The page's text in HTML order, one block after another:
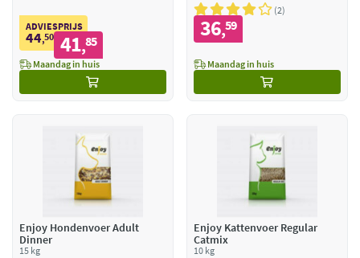
ADVIESPRIJS
44,50 41,85
Maandag in huis
2
36,59
Maandag in huis
Enjoy Hondenvoer Adult
Dinner
15 kg
Enjoy Kattenvoer Regular
Catmix
10 kg